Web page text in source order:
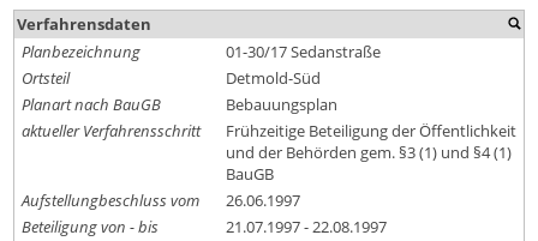
Verfahrensdaten
Planbezeichnung
01-30/17 Sedanstraße
Ortsteil
Detmold-Süd
Planart nach BauGB
Bebauungsplan
aktueller Verfahrensschritt
Frühzeitige Beteiligung der Öffentlichkeit
und der Behörden gem. §3 (1) und §4 (1)
BauGB
Aufstellungbeschluss vom
26.06.1997
Beteiligung von - bis
21.07.1997 - 22.08.1997